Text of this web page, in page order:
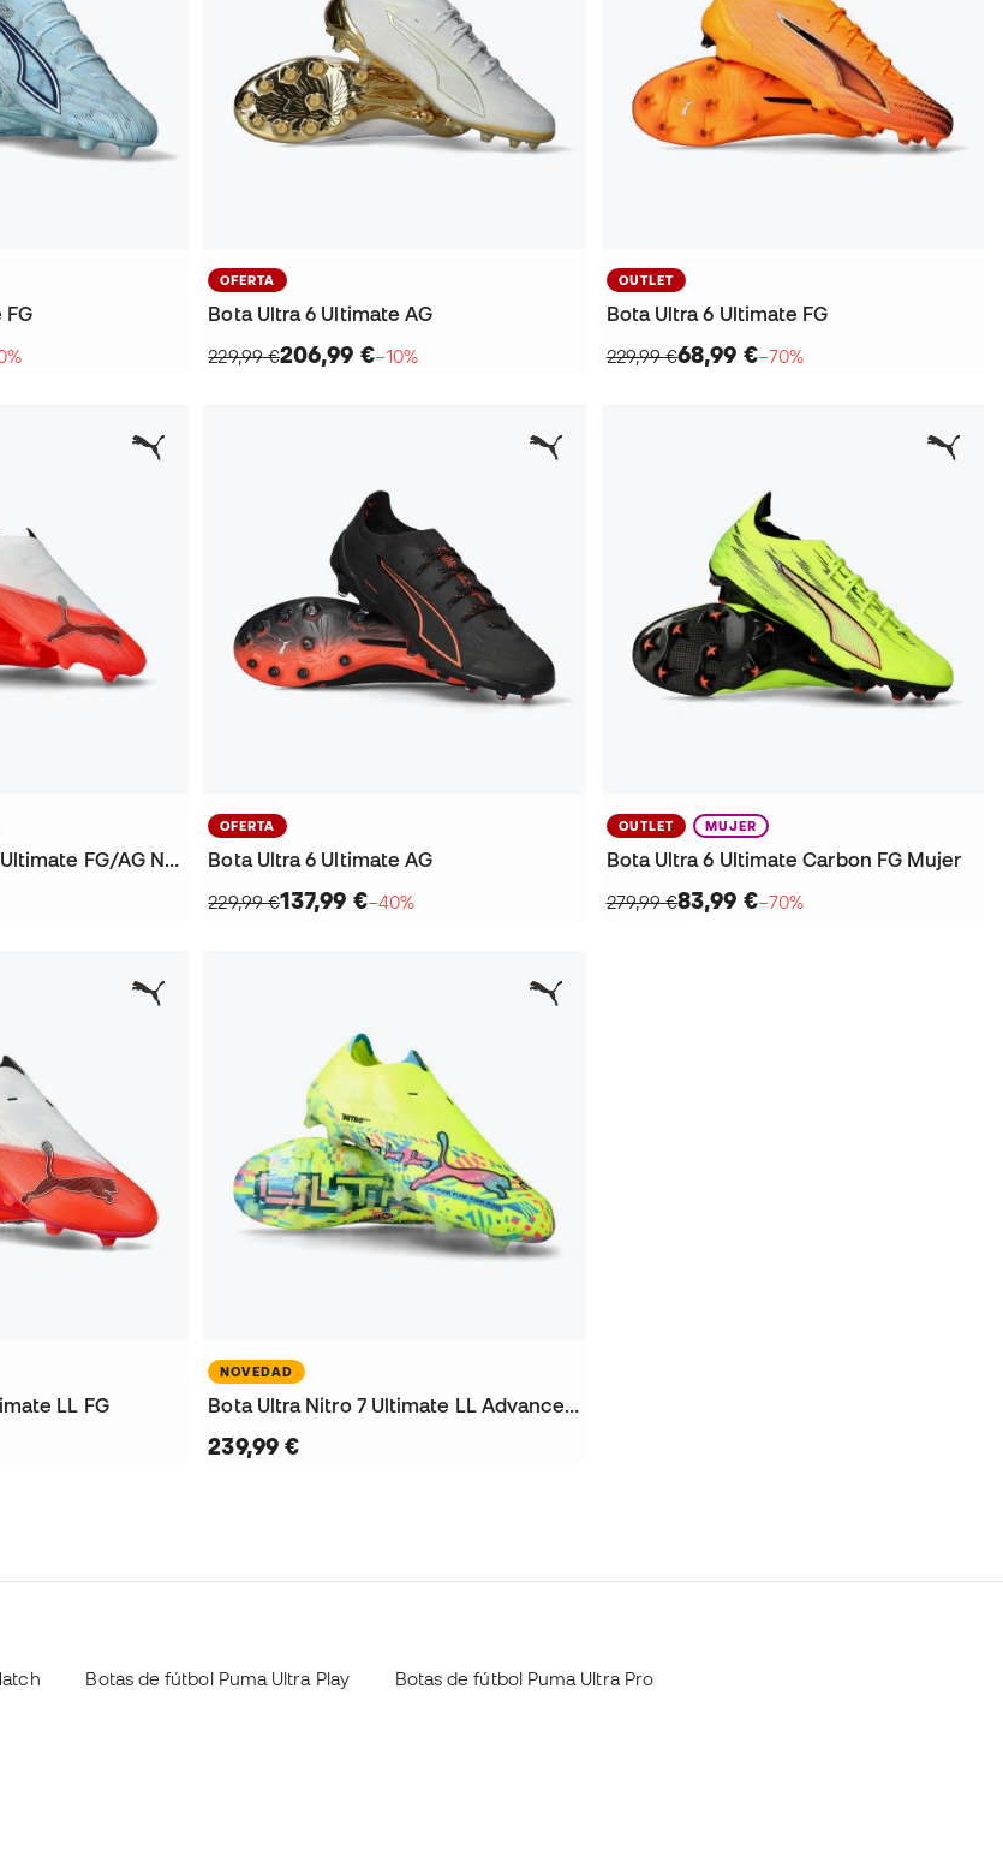
FG
OFERTA
Bota Ultra 6 Ultimate AG
229,99 €206,99 €−10%
OUTLET
Bota Ultra 6 Ultimate FG
229,99 €68,99 €−70%
Bota Ultra Nitro 7 LL Ultimate FG/AG Niño
OFERTA
Bota Ultra 6 Ultimate AG
229,99 €137,99 €−40%
OUTLET MUJER
Bota Ultra 6 Ultimate Carbon FG Mujer
279,99 €83,99 €−70%
LL FG
NOVEDAD
Bota Ultra Nitro 7 Ultimate LL Advanced Level FG
239,99 €
Botas de fútbol Puma Ultra Play Botas de fútbol Puma Ultra Pro